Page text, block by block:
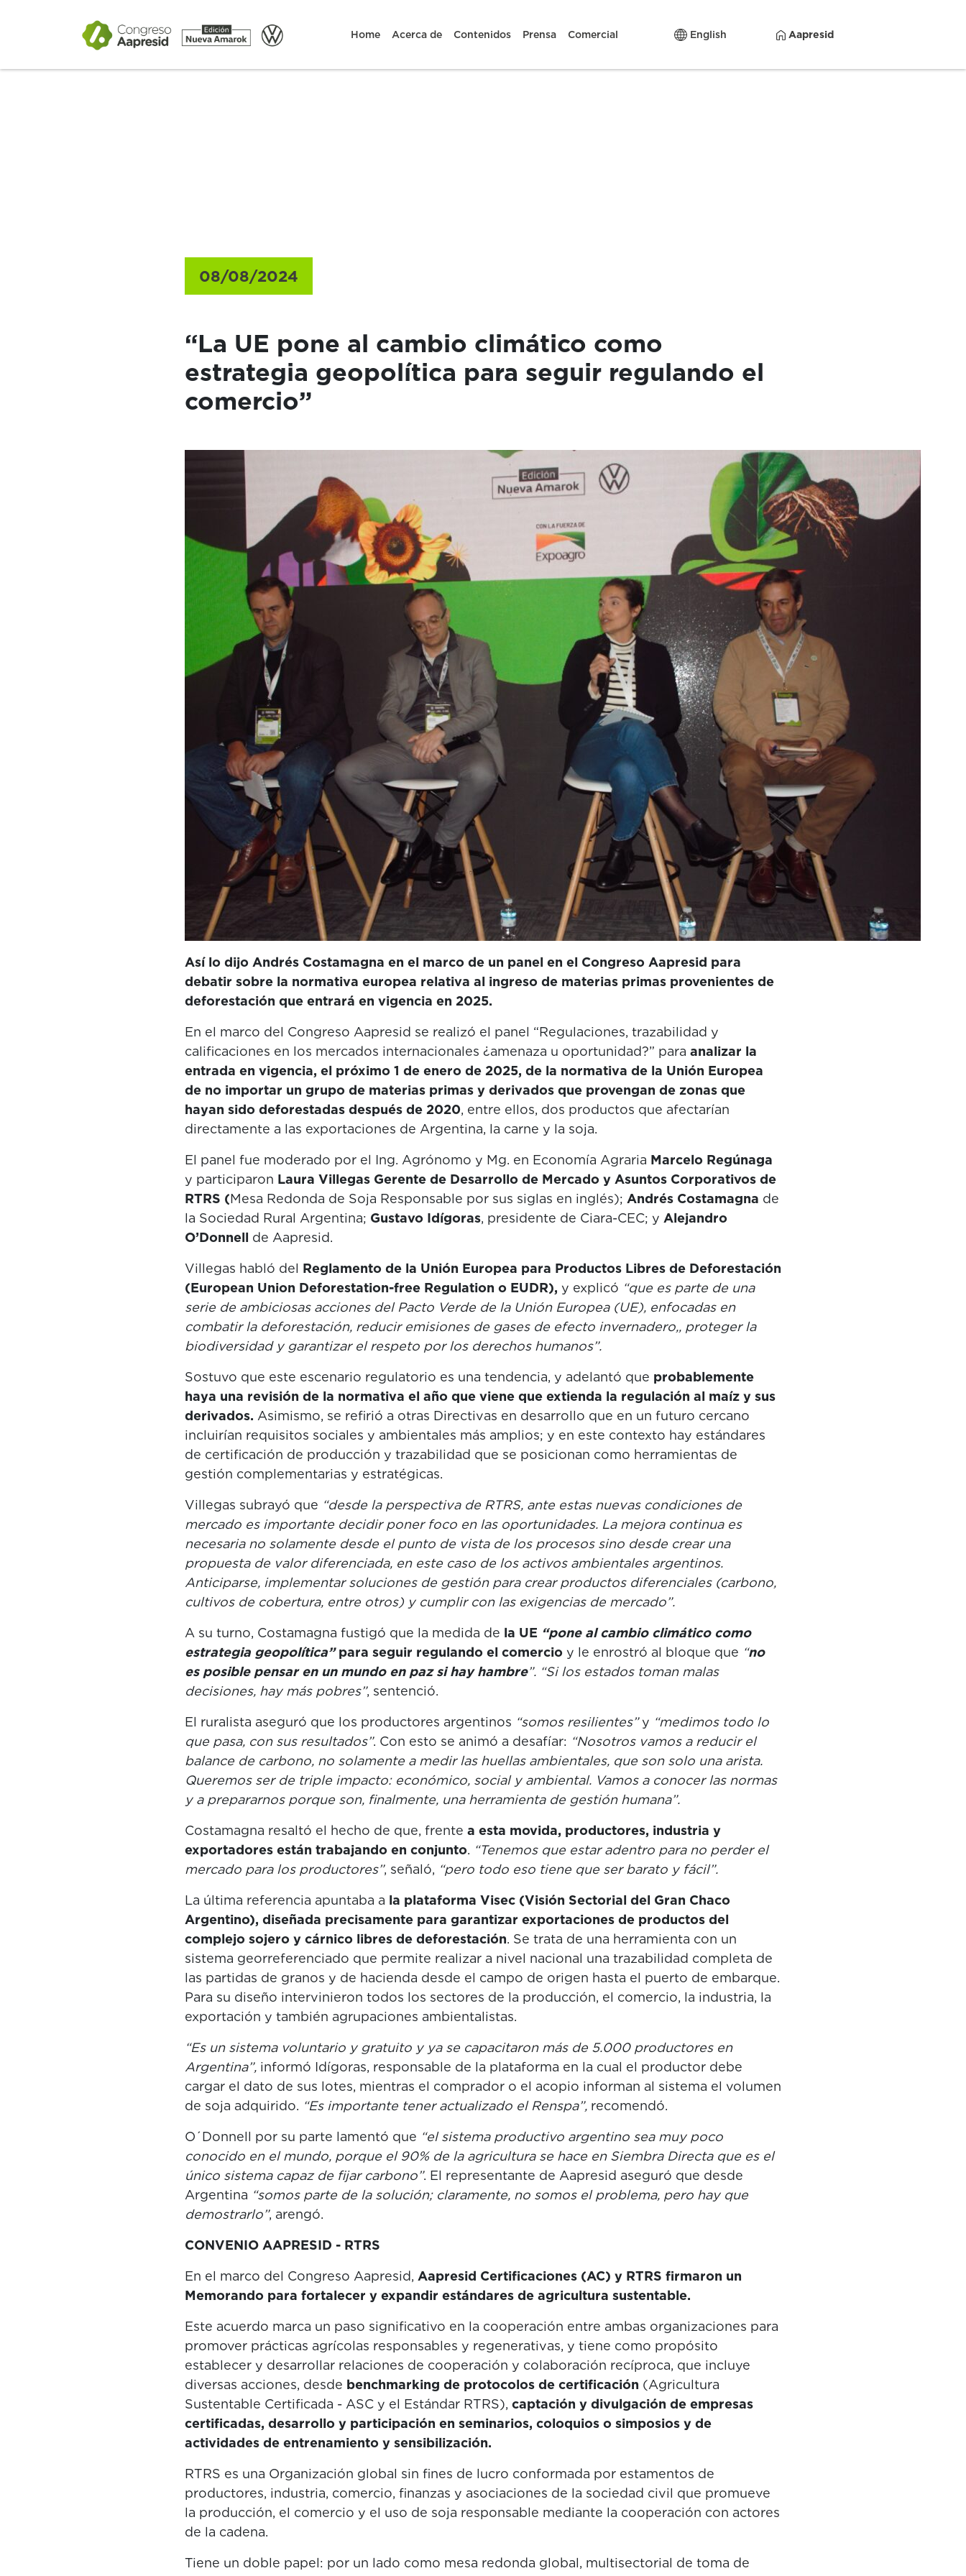
Home Acerca de Contenidos Prensa Comercial English Aapresid
08/08/2024
“La UE pone al cambio climático como
estrategia geopolítica para seguir regulando el
comercio”
Así lo dijo Andrés Costamagna en el marco de un panel en el Congreso Aapresid para
debatir sobre la normativa europea relativa al ingreso de materias primas provenientes de
deforestación que entrará en vigencia en 2025.
En el marco del Congreso Aapresid se realizó el panel “Regulaciones, trazabilidad y
calificaciones en los mercados internacionales ¿amenaza u oportunidad?” para analizar la
entrada en vigencia, el próximo 1 de enero de 2025, de la normativa de la Unión Europea
de no importar un grupo de materias primas y derivados que provengan de zonas que
hayan sido deforestadas después de 2020, entre ellos, dos productos que afectarían
directamente a las exportaciones de Argentina, la carne y la soja.
El panel fue moderado por el Ing. Agrónomo y Mg. en Economía Agraria Marcelo Regúnaga
y participaron Laura Villegas Gerente de Desarrollo de Mercado y Asuntos Corporativos de
RTRS (Mesa Redonda de Soja Responsable por sus siglas en inglés); Andrés Costamagna de
la Sociedad Rural Argentina; Gustavo Idígoras, presidente de Ciara-CEC; y Alejandro
O’Donnell de Aapresid.
Villegas habló del Reglamento de la Unión Europea para Productos Libres de Deforestación
(European Union Deforestation-free Regulation o EUDR), y explicó “que es parte de una
serie de ambiciosas acciones del Pacto Verde de la Unión Europea (UE), enfocadas en
combatir la deforestación, reducir emisiones de gases de efecto invernadero,, proteger la
biodiversidad y garantizar el respeto por los derechos humanos”.
Sostuvo que este escenario regulatorio es una tendencia, y adelantó que probablemente
haya una revisión de la normativa el año que viene que extienda la regulación al maíz y sus
derivados. Asimismo, se refirió a otras Directivas en desarrollo que en un futuro cercano
incluirían requisitos sociales y ambientales más amplios; y en este contexto hay estándares
de certificación de producción y trazabilidad que se posicionan como herramientas de
gestión complementarias y estratégicas.
Villegas subrayó que “desde la perspectiva de RTRS, ante estas nuevas condiciones de
mercado es importante decidir poner foco en las oportunidades. La mejora continua es
necesaria no solamente desde el punto de vista de los procesos sino desde crear una
propuesta de valor diferenciada, en este caso de los activos ambientales argentinos.
Anticiparse, implementar soluciones de gestión para crear productos diferenciales (carbono,
cultivos de cobertura, entre otros) y cumplir con las exigencias de mercado”.
A su turno, Costamagna fustigó que la medida de la UE “pone al cambio climático como
estrategia geopolítica”para seguir regulando el comercio y le enrostró al bloque que “no
es posible pensar en un mundo en paz si hay hambre”. “Si los estados toman malas
decisiones, hay más pobres”, sentenció.
El ruralista aseguró que los productores argentinos “somos resilientes”y “medimos todo lo
que pasa, con sus resultados”. Con esto se animó a desafíar: “Nosotros vamos a reducir el
balance de carbono, no solamente a medir las huellas ambientales, que son solo una arista.
Queremos ser de triple impacto: económico, social y ambiental. Vamos a conocer las normas
y a prepararnos porque son, finalmente, una herramienta de gestión humana”.
Costamagna resaltó el hecho de que, frente a esta movida, productores, industria y
exportadores están trabajando en conjunto. “Tenemos que estar adentro para no perder el
mercado para los productores”, señaló, “pero todo eso tiene que ser barato y fácil”.
La última referencia apuntaba a la plataforma Visec (Visión Sectorial del Gran Chaco
Argentino), diseñada precisamente para garantizar exportaciones de productos del
complejo sojero y cárnico libres de deforestación. Se trata de una herramienta con un
sistema georreferenciado que permite realizar a nivel nacional una trazabilidad completa de
las partidas de granos y de hacienda desde el campo de origen hasta el puerto de embarque.
Para su diseño intervinieron todos los sectores de la producción, el comercio, la industria, la
exportación y también agrupaciones ambientalistas.
“Es un sistema voluntario y gratuito y ya se capacitaron más de 5.000 productores en
Argentina”,informó Idígoras, responsable de la plataforma en la cual el productor debe
cargar el dato de sus lotes, mientras el comprador o el acopio informan al sistema el volumen
de soja adquirido. “Es importante tener actualizado el Renspa”,recomendó.
O´Donnell por su parte lamentó que “el sistema productivo argentino sea muy poco
conocido en el mundo, porque el 90% de la agricultura se hace en Siembra Directa que es el
único sistema capaz de fijar carbono”. El representante de Aapresid aseguró que desde
Argentina “somos parte de la solución; claramente, no somos el problema, pero hay que
demostrarlo”, arengó.
CONVENIO AAPRESID - RTRS
En el marco del Congreso Aapresid, Aapresid Certificaciones (AC) y RTRS firmaron un
Memorando para fortalecer y expandir estándares de agricultura sustentable.
Este acuerdo marca un paso significativo en la cooperación entre ambas organizaciones para
promover prácticas agrícolas responsables y regenerativas, y tiene como propósito
establecer y desarrollar relaciones de cooperación y colaboración recíproca, que incluye
diversas acciones, desde benchmarking de protocolos de certificación (Agricultura
Sustentable Certificada - ASC y el Estándar RTRS), captación y divulgación de empresas
certificadas, desarrollo y participación en seminarios, coloquios o simposios y de
actividades de entrenamiento y sensibilización.
RTRS es una Organización global sin fines de lucro conformada por estamentos de
productores, industria, comercio, finanzas y asociaciones de la sociedad civil que promueve
la producción, el comercio y el uso de soja responsable mediante la cooperación con actores
de la cadena.
Tiene un doble papel: por un lado como mesa redonda global, multisectorial de toma de